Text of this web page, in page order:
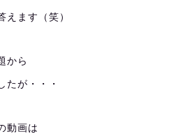
えます（笑）
から
たが・・・
動画は